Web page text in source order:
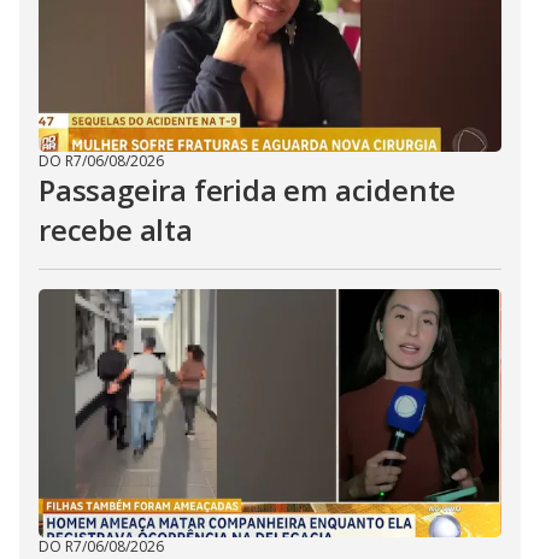
DO R7/06/08/2026
Passageira ferida em acidente
recebe alta
DO R7/06/08/2026